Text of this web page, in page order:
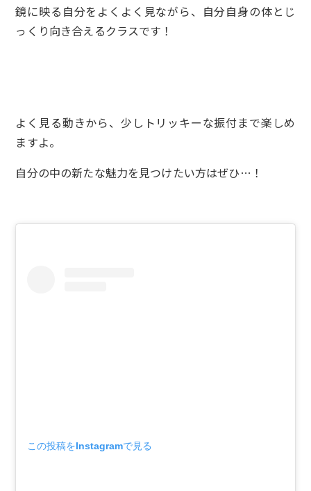
鏡に映る自分をよくよく見ながら、自分自身の体とじ
っくり向き合えるクラスです！
よく見る動きから、少しトリッキーな振付まで楽しめ
ますよ。
自分の中の新たな魅力を見つけたい方はぜひ…！
この投稿をInstagramで見る